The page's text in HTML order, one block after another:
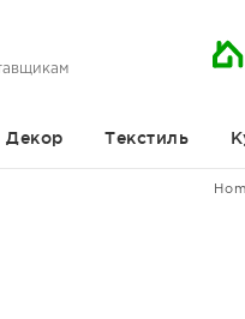
Декор Текстиль